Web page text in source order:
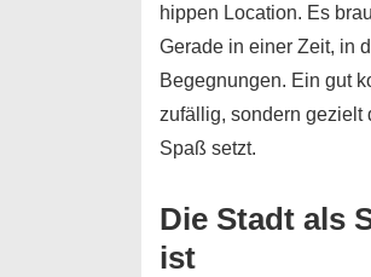
hippen Location. Es
Gerade in einer Zeit, in
Begegnungen. Ein gut
zufällig, sondern gezielt
Spaß setzt.
Die Stadt als
ist